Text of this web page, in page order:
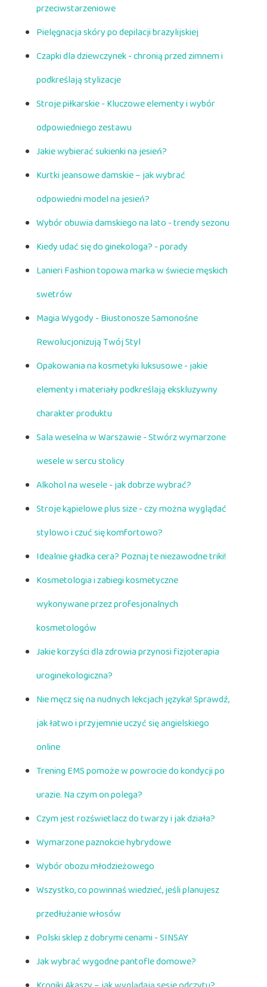
przeciwstarzeniowe
Pielęgnacja skóry po depilacji brazylijskiej
Czapki dla dziewczynek - chronią przed zimnem i
podkreślają stylizacje
Stroje piłkarskie - Kluczowe elementy i wybór
odpowiedniego zestawu
Jakie wybierać sukienki na jesień?
Kurtki jeansowe damskie – jak wybrać
odpowiedni model na jesień?
Wybór obuwia damskiego na lato - trendy sezonu
Kiedy udać się do ginekologa? - porady
Lanieri Fashion topowa marka w świecie męskich
swetrów
Magia Wygody - Biustonosze Samonośne
Rewolucjonizują Twój Styl
Opakowania na kosmetyki luksusowe - jakie
elementy i materiały podkreślają ekskluzywny
charakter produktu
Sala weselna w Warszawie - Stwórz wymarzone
wesele w sercu stolicy
Alkohol na wesele - jak dobrze wybrać?
Stroje kąpielowe plus size - czy można wyglądać
stylowo i czuć się komfortowo?
Idealnie gładka cera? Poznaj te niezawodne triki!
Kosmetologia i zabiegi kosmetyczne
wykonywane przez profesjonalnych
kosmetologów
Jakie korzyści dla zdrowia przynosi fizjoterapia
uroginekologiczna?
Nie męcz się na nudnych lekcjach języka! Sprawdź,
jak łatwo i przyjemnie uczyć się angielskiego
online
Trening EMS pomoże w powrocie do kondycji po
urazie. Na czym on polega?
Czym jest rozświetlacz do twarzy i jak działa?
Wymarzone paznokcie hybrydowe
Wybór obozu młodzieżowego
Wszystko, co powinnaś wiedzieć, jeśli planujesz
przedłużanie włosów
Polski sklep z dobrymi cenami - SINSAY
Jak wybrać wygodne pantofle domowe?